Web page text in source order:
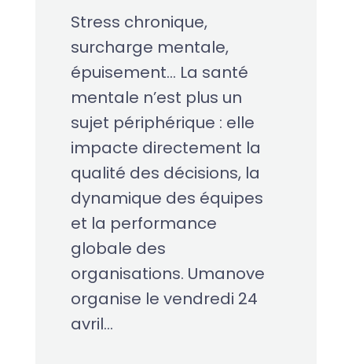
Stress chronique,
surcharge mentale,
épuisement… La santé
mentale n’est plus un
sujet périphérique : elle
impacte directement la
qualité des décisions, la
dynamique des équipes
et la performance
globale des
organisations. Umanove
organise le vendredi 24
avril...